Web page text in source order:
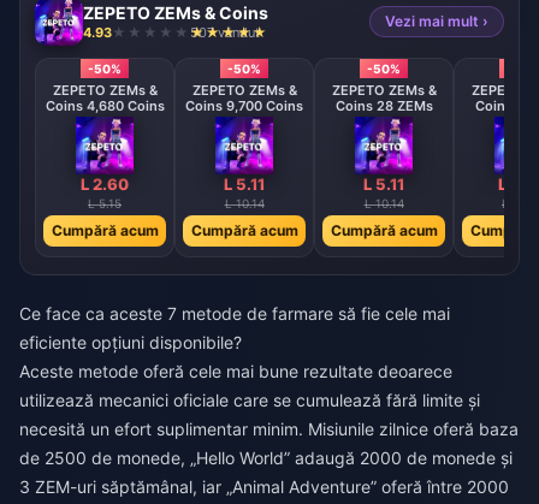
ZEPETO ZEMs & Coins
4.93 507 vândut
Vezi mai mult ›
-50%
ZEPETO ZEMs &
Coins 4,680 Coins
L 2.60
L 5.15
Cumpără acum
-50%
ZEPETO ZEMs &
Coins 9,700 Coins
L 5.11
L 10.14
Cumpără acum
-50%
ZEPETO ZEMs &
Coins 28 ZEMs
L 5.11
L 10.14
Cumpără acum
ZEPETO
Coins 58
L
L
Cumpără
Ce face ca aceste 7 metode de farmare să fie cele mai
eficiente opțiuni disponibile?
Aceste metode oferă cele mai bune rezultate deoarece
utilizează mecanici oficiale care se cumulează fără limite și
necesită un efort suplimentar minim. Misiunile zilnice oferă baza
de 2500 de monede, „Hello World” adaugă 2000 de monede și
3 ZEM-uri săptămânal, iar „Animal Adventure” oferă între 2000